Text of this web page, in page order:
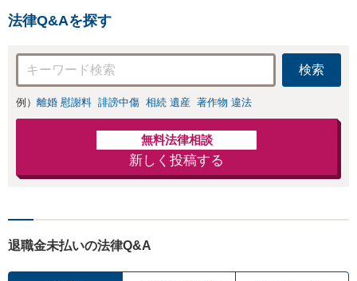
法律Q&Aを探す
検索
例） 離婚 慰謝料 誹謗中傷 相続 遺産 著作物 違法
無料法律相談
新しく投稿する
退職金未払いの法律Q&A